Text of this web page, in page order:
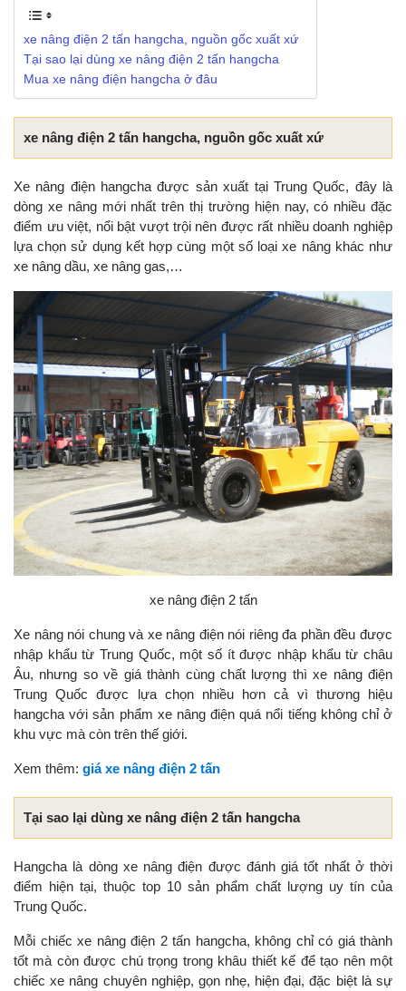
xe nâng điện 2 tấn hangcha, nguồn gốc xuất xứ
Tại sao lại dùng xe nâng điện 2 tấn hangcha
Mua xe nâng điện hangcha ở đâu
xe nâng điện 2 tấn hangcha, nguồn gốc xuất xứ
Xe nâng điện hangcha được sản xuất tại Trung Quốc, đây là
dòng xe nâng mới nhất trên thị trường hiện nay, có nhiều đặc
điểm ưu việt, nổi bật vượt trội nên được rất nhiều doanh nghiệp
lựa chọn sử dụng kết hợp cùng một số loại xe nâng khác như
xe nâng dầu, xe nâng gas,…
xe nâng điện 2 tấn
Xe nâng nói chung và xe nâng điện nói riêng đa phần đều được
nhập khẩu từ Trung Quốc, một số ít được nhập khẩu từ châu
Âu, nhưng so về giá thành cùng chất lượng thì xe nâng điện
Trung Quốc được lựa chọn nhiều hơn cả vì thương hiệu
hangcha với sản phẩm xe nâng điện quá nổi tiếng không chỉ ở
khu vực mà còn trên thế giới.
Xem thêm: giá xe nâng điện 2 tấn
Tại sao lại dùng xe nâng điện 2 tấn hangcha
Hangcha là dòng xe nâng điện được đánh giá tốt nhất ở thời
điểm hiện tại, thuộc top 10 sản phẩm chất lượng uy tín của
Trung Quốc.
Mỗi chiếc xe nâng điện 2 tấn hangcha, không chỉ có giá thành
tốt mà còn được chú trọng trong khâu thiết kế để tạo nên một
chiếc xe nâng chuyên nghiệp, gọn nhẹ, hiện đại, đặc biệt là sự